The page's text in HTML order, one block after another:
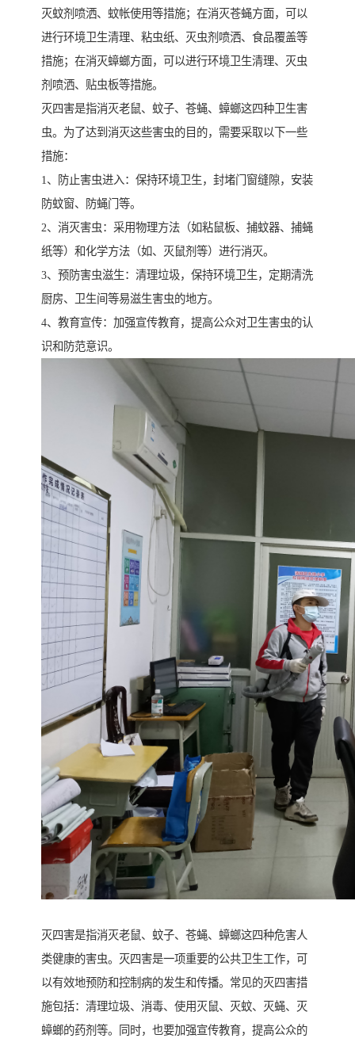
灭蚊剂喷洒、蚊帐使用等措施；在消灭苍蝇方面，可以
进行环境卫生清理、粘虫纸、灭虫剂喷洒、食品覆盖等
措施；在消灭蟑螂方面，可以进行环境卫生清理、灭虫
剂喷洒、贴虫板等措施。
灭四害是指消灭老鼠、蚊子、苍蝇、蟑螂这四种卫生害
虫。为了达到消灭这些害虫的目的，需要采取以下一些
措施：
1、防止害虫进入：保持环境卫生，封堵门窗缝隙，安装
防蚊窗、防蝇门等。
2、消灭害虫：采用物理方法（如粘鼠板、捕蚊器、捕蝇
纸等）和化学方法（如、灭鼠剂等）进行消灭。
3、预防害虫滋生：清理垃圾，保持环境卫生，定期清洗
厨房、卫生间等易滋生害虫的地方。
4、教育宣传：加强宣传教育，提高公众对卫生害虫的认
识和防范意识。
灭四害是指消灭老鼠、蚊子、苍蝇、蟑螂这四种危害人
类健康的害虫。灭四害是一项重要的公共卫生工作，可
以有效地预防和控制病的发生和传播。常见的灭四害措
施包括：清理垃圾、消毒、使用灭鼠、灭蚊、灭蝇、灭
蟑螂的药剂等。同时，也要加强宣传教育，提高公众的